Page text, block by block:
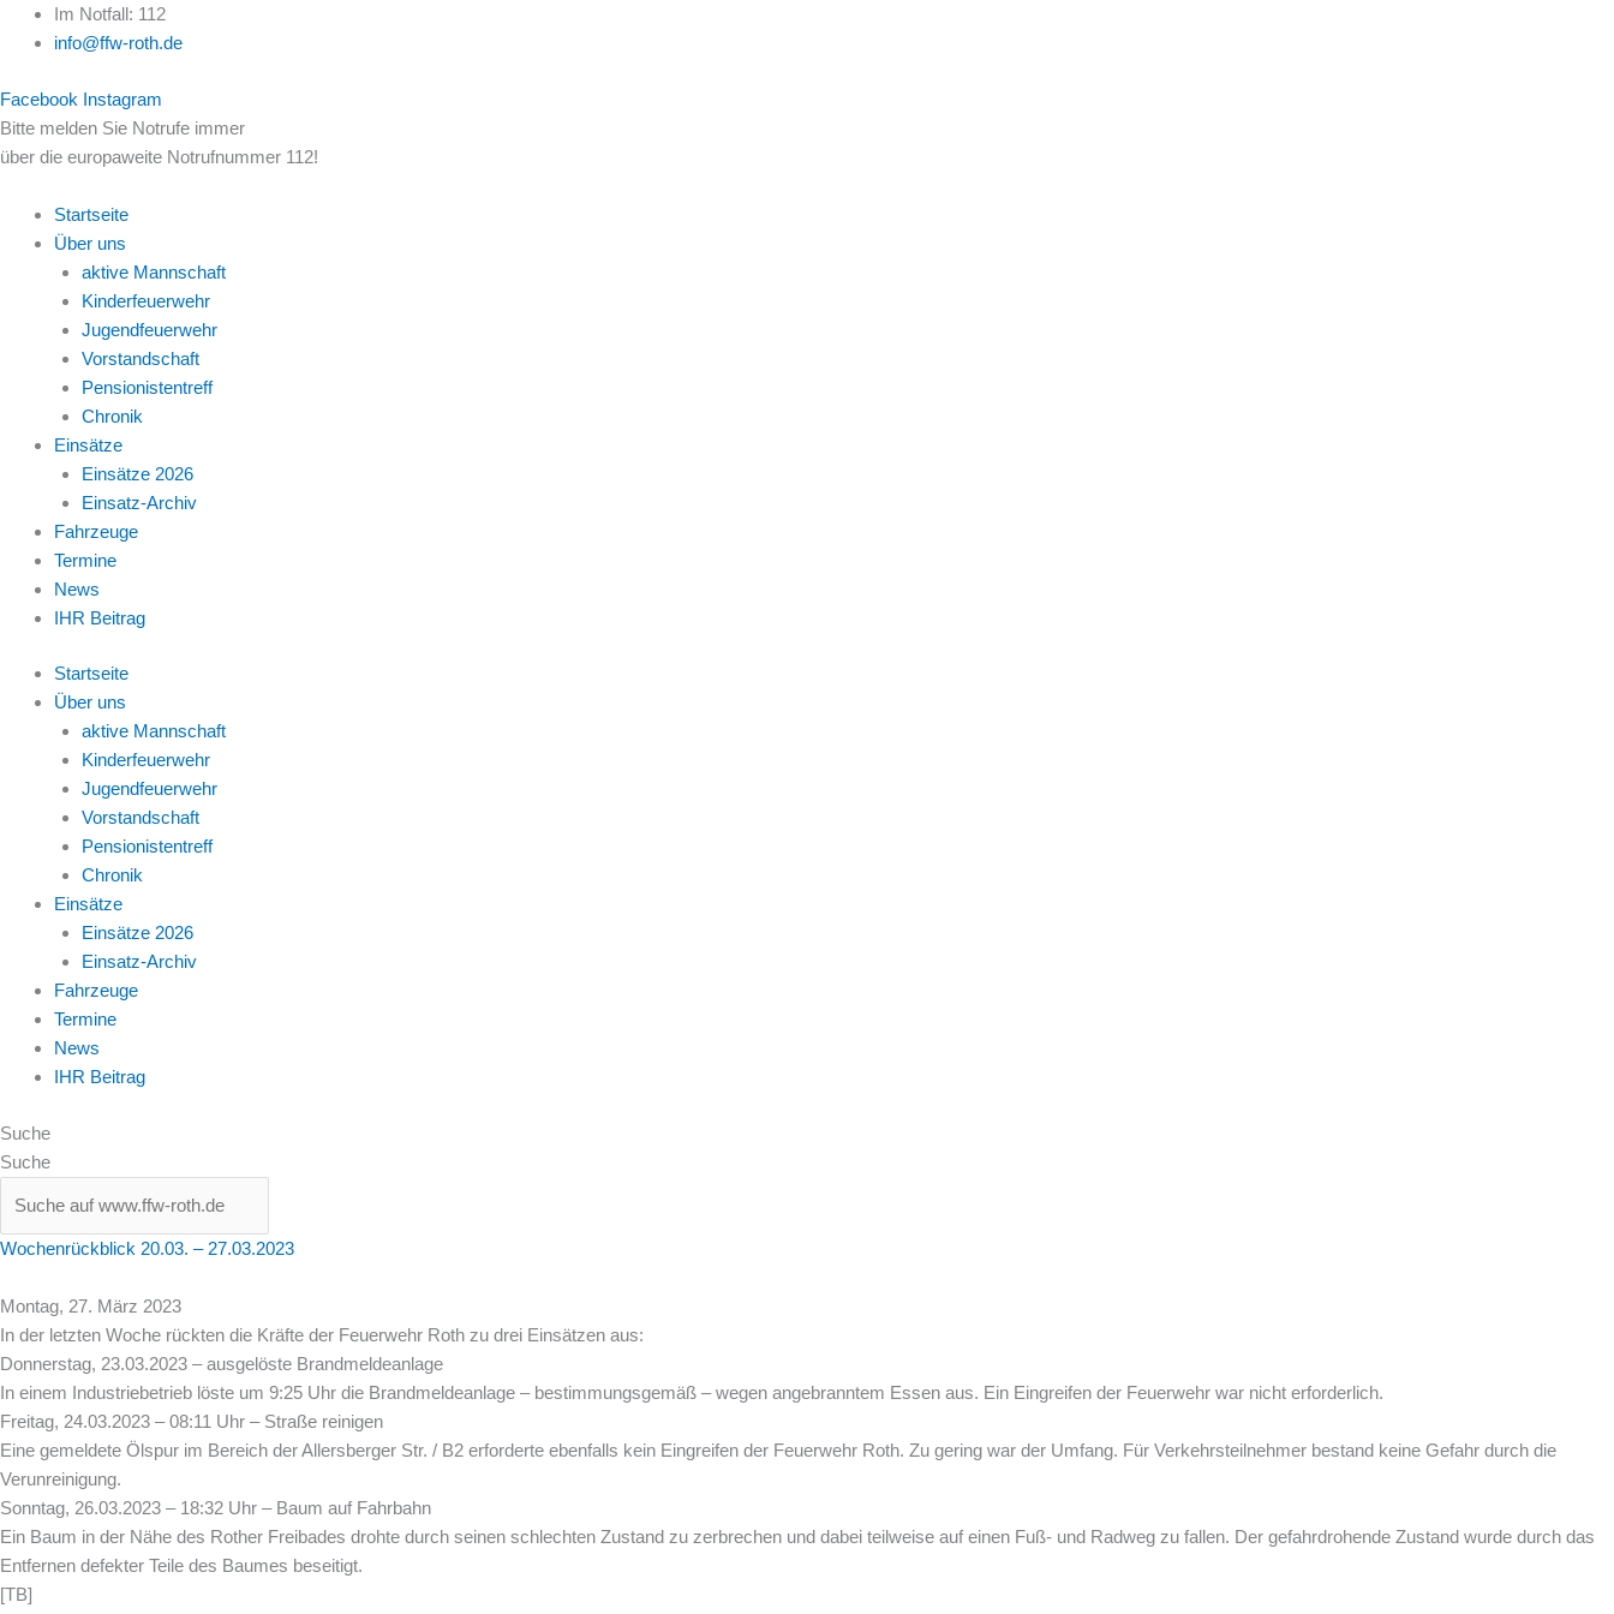
Inhalt
Im Notfall: 112
info@ffw-roth.de
Facebook Instagram
Bitte melden Sie Notrufe immer
über die europaweite Notrufnummer 112!
Startseite
Über uns
aktive Mannschaft
Kinderfeuerwehr
Jugendfeuerwehr
Vorstandschaft
Pensionistentreff
Chronik
Einsätze
Einsätze 2026
Einsatz-Archiv
Fahrzeuge
Termine
News
IHR Beitrag
Startseite
Über uns
aktive Mannschaft
Kinderfeuerwehr
Jugendfeuerwehr
Vorstandschaft
Pensionistentreff
Chronik
Einsätze
Einsätze 2026
Einsatz-Archiv
Fahrzeuge
Termine
News
IHR Beitrag
Suche
Suche
Wochenrückblick 20.03. – 27.03.2023
Montag, 27. März 2023
In der letzten Woche rückten die Kräfte der Feuerwehr Roth zu drei Einsätzen aus:
Donnerstag, 23.03.2023 – ausgelöste Brandmeldeanlage
In einem Industriebetrieb löste um 9:25 Uhr die Brandmeldeanlage – bestimmungsgemäß – wegen angebranntem Essen aus. Ein Eingreifen der Feuerwehr war nicht erforderlich.
Freitag, 24.03.2023 – 08:11 Uhr – Straße reinigen
Eine gemeldete Ölspur im Bereich der Allersberger Str. / B2 erforderte ebenfalls kein Eingreifen der Feuerwehr Roth. Zu gering war der Umfang. Für Verkehrsteilnehmer bestand keine Gefahr durch die
Verunreinigung.
Sonntag, 26.03.2023 – 18:32 Uhr – Baum auf Fahrbahn
Ein Baum in der Nähe des Rother Freibades drohte durch seinen schlechten Zustand zu zerbrechen und dabei teilweise auf einen Fuß- und Radweg zu fallen. Der gefahrdrohende Zustand wurde durch das
Entfernen defekter Teile des Baumes beseitigt.
[TB]